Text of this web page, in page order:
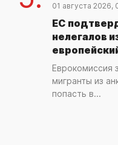
01 августа 2026,
ЕС
нелегалов
Еврокомиссия
мигранты из
попасть в...